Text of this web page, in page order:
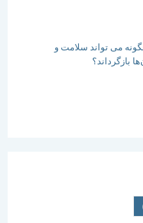
تواند سلامت و